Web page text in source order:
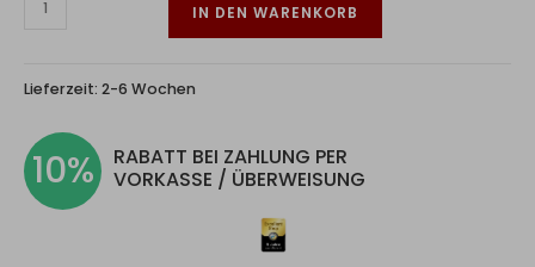
IN DEN WARENKORB
Lieferzeit: 2-6 Wochen
10%
RABATT BEI ZAHLUNG PER
VORKASSE / ÜBERWEISUNG